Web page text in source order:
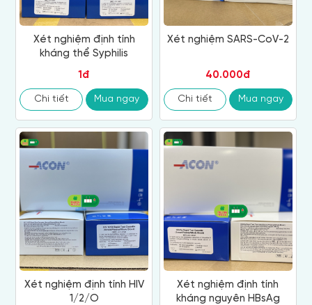
Xét nghiệm định tính
kháng thể Syphilis
1đ
Chi tiết Mua ngay
Xét nghiệm SARS-CoV-2
40.000đ
Chi tiết Mua ngay
Xét nghiệm định tính HIV
1/2/O
Xét nghiệm định tính
kháng nguyên HBsAg